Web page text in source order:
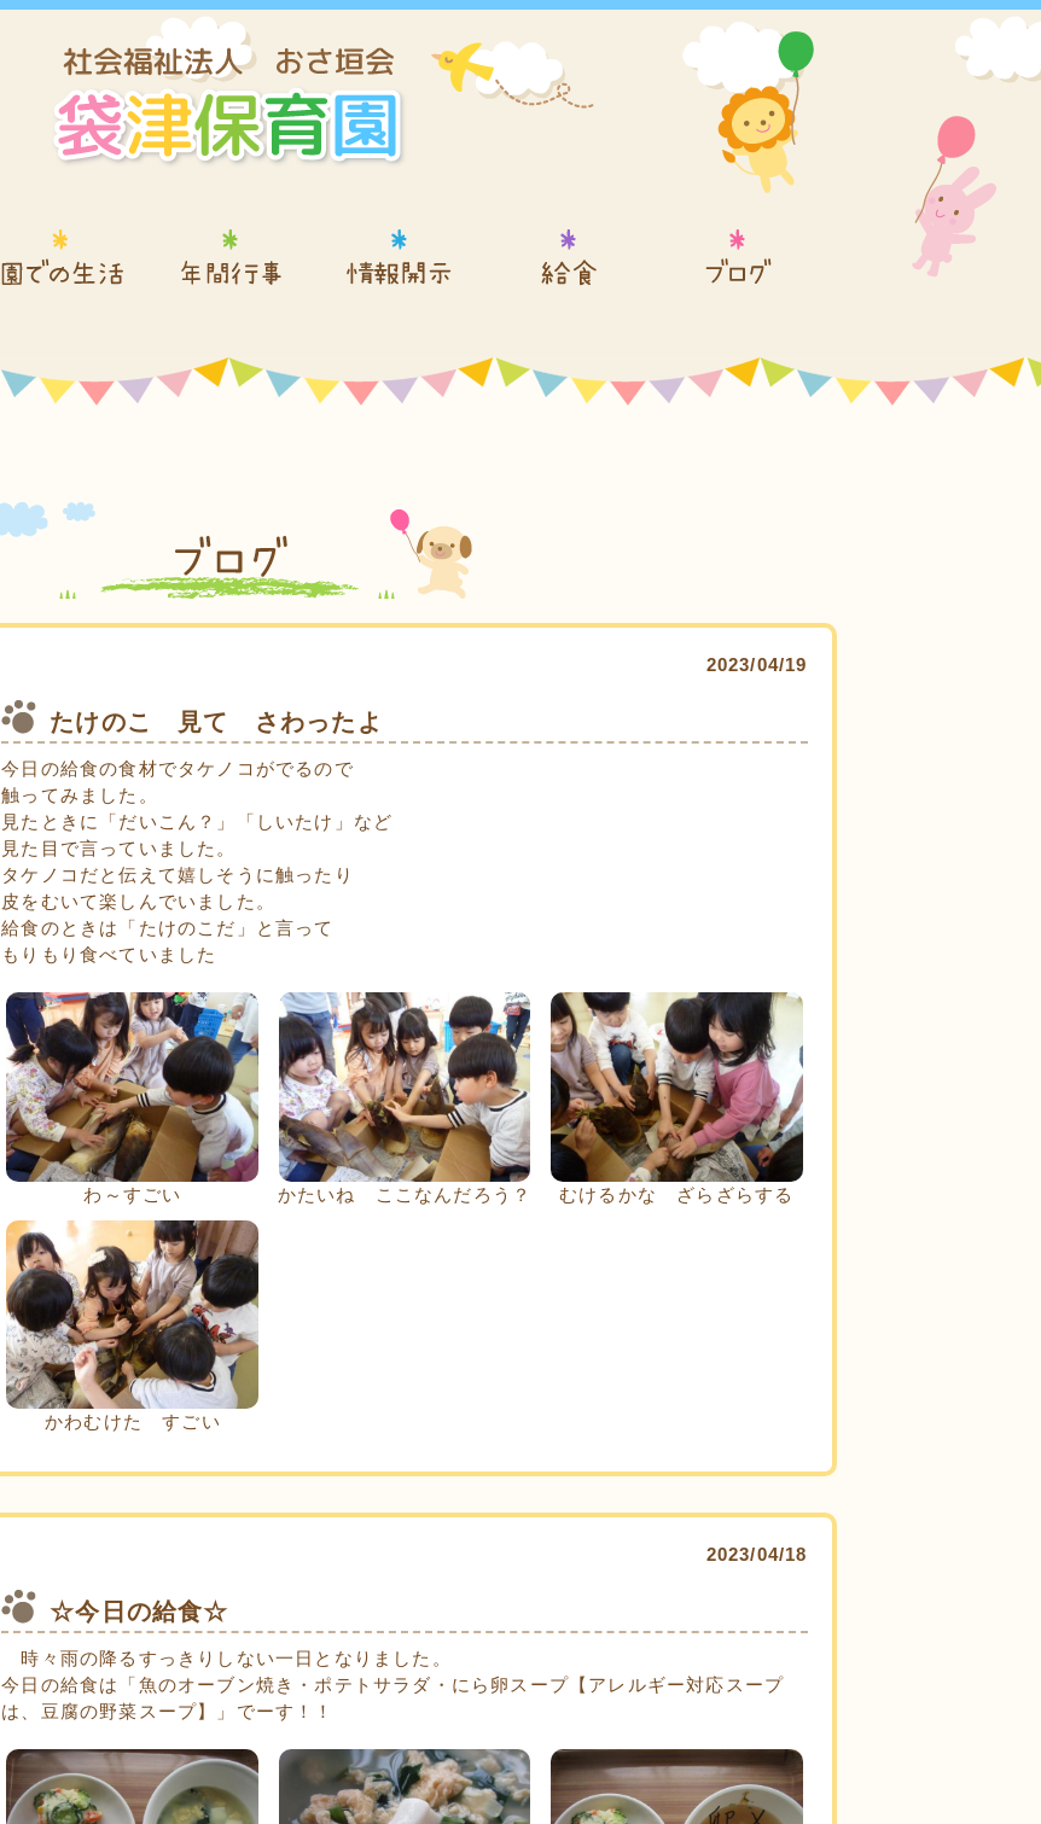
2023/04/19
たけのこ 見て さわったよ
今日の給食の食材でタケノコがでるので
触ってみました。
見たときに「だいこん？」「しいたけ」など
見た目で言っていました。
タケノコだと伝えて嬉しそうに触ったり
皮をむいて楽しんでいました。
給食のときは「たけのこだ」と言って
もりもり食べていました
わ～すごい かたいね ここなんだろう？ むけるかな ざらざらする
かわむけた すごい
2023/04/18
☆今日の給食☆
時々雨の降るすっきりしない一日となりました。
今日の給食は「魚のオーブン焼き・ポテトサラダ・にら卵スープ【アレルギー対応スープ
は、豆腐の野菜スープ】」でーす！！